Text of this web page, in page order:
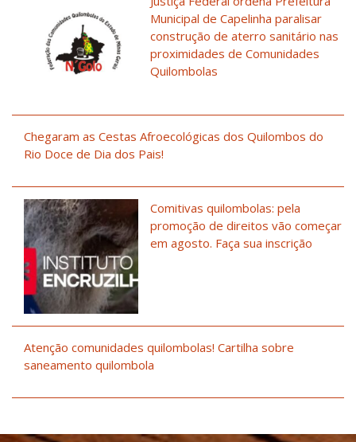
Municipal de Capelinha paralisar
construção de aterro sanitário nas
proximidades de Comunidades
Quilombolas
Chegaram as Cestas Afroecológicas dos Quilombos do
Rio Doce de Dia dos Pais!
Comitivas quilombolas: pela
promoção de direitos vão começar
em agosto. Faça sua inscrição
Atenção comunidades quilombolas! Cartilha sobre
saneamento quilombola